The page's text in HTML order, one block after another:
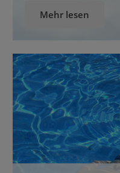
Zeit verliert selbst
findet in […]
Mehr lesen